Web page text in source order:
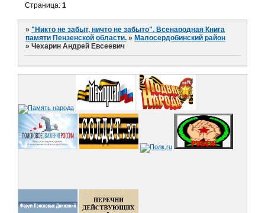
Страница:1
»"Никто не забыт, ничто не забыто". Всенародная Книга
памяти Пензенской области. » Малосердобинский район
»Чехарин Андрей Евсеевич